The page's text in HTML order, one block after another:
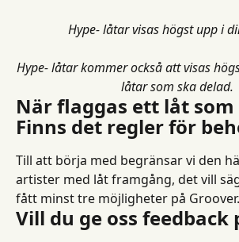
Hype- låtar visas högst upp i
Hype- låtar kommer också att visas
låtar som ska delad.
När flaggas ett låt som
Finns det regler för
Till att börja med begränsar vi den
artister med låt framgång, det vill
fått minst tre möjligheter på Groover.
Vill du ge oss feedback